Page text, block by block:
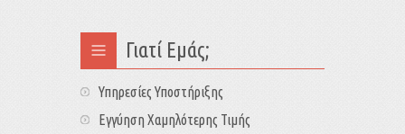
Γιατί Εμάς;
Υπηρεσίες Υποστήριξης
Εγγύηση Χαμηλότερης Τιμής